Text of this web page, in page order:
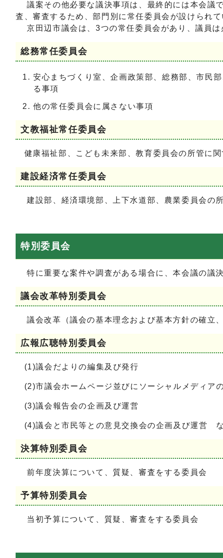
議案その他必要な議決事項は、最終的には本会議
査、審査するため、部門別に常任委員会が設けられて
京田辺市議会は、3つの常任委員会があり、議員は
総務常任委員会
安心まちづくり室、企画政策部、総務部、市民
る事項
他の常任委員会に属さない事項
文教福祉常任委員会
健康福祉部、こども未来部、教育委員会の所管に関
建設経済常任委員会
建設部、経済環境部、上下水道部、農業委員会の
特別委員会
特に重要な案件や調査がある場合に、本会議の議
議会改革特別委員会
議会改革（議会の基本理念および基本方針の確立
広報広聴特別委員会
(1)議会だよりの編集及び発行
(2)市議会ホームページ並びにソーシャルメディア
(3)議会報告会の企画及び運営
(4)議会と市民等との意見交換会の企画及び運営
決算特別委員会
前年度決算について、質疑、審査をする委員会
予算特別委員会
当初予算について、質疑、審査をする委員会